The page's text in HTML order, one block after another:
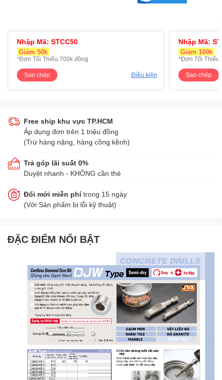
Nhập Mã: STCC50
Giảm 50k
*Đơn Tối Thiểu 700k đồng
Sao chép Điều kiện
Nhập Mã:
Giảm 100k
*Đơn Tối Thiểu
Sao chép
Free ship khu vực TP.HCM
Áp dụng đơn trên 1 triệu đồng
(Trừ hàng nặng, hàng cồng kềnh)
Trả góp lãi suất 0%
Duyệt nhanh - KHÔNG cần thẻ
Đổi mới miễn phítrong 15 ngày
(Với Sản phẩm bị lỗi kỹ thuật)
ĐẶC ĐIỂM NỔI BẬT